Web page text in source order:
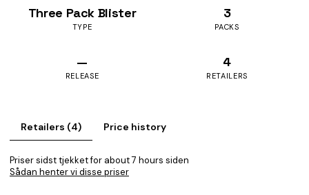
Three Pack Blister
TYPE
3
PACKS
—
RELEASE
4
RETAILERS
Retailers (4) Price history
Priser sidst tjekket for about 7 hours siden
Sådan henter vi disse priser